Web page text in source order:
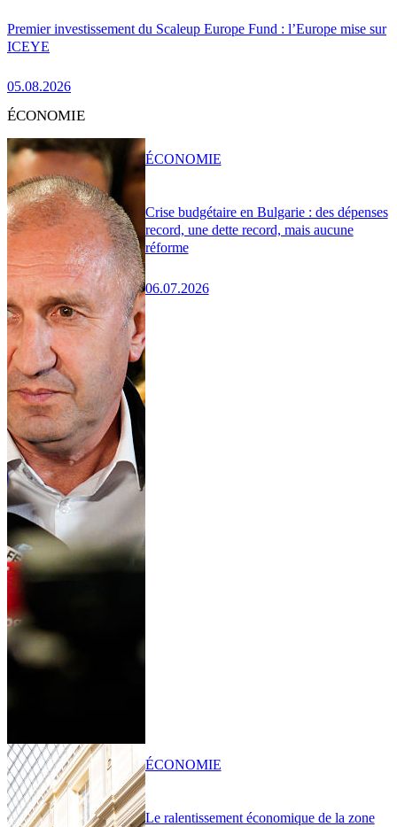
Premier investissement du Scaleup Europe Fund : l’Europe mise sur
ICEYE
05.08.2026
ÉCONOMIE
Crise budgétaire en Bulgarie : des dépenses
record, une dette record, mais aucune
réforme
06.07.2026
ÉCONOMIE
Le ralentissement économique de la zone
ÉCONOMIE